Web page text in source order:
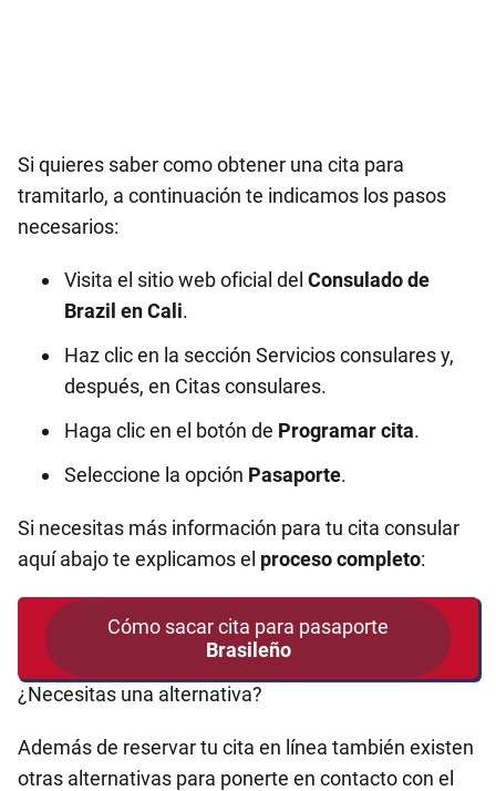
Si quieres saber como obtener una cita para
tramitarlo, a continuación te indicamos los pasos
necesarios:
Visita el sitio web oficial del Consulado de
Brazil enCali.
Haz clic en la sección Servicios consulares y,
después, en Citas consulares.
Haga clic en el botón de Programar cita.
Seleccione la opción Pasaporte.
Si necesitas más información para tu cita consular
aquí abajo te explicamos el proceso completo:
Cómo sacar cita para pasaporte
Brasileño
¿Necesitas una alternativa?
Además de reservar tu cita en línea también existen
otras alternativas para ponerte en contacto con el